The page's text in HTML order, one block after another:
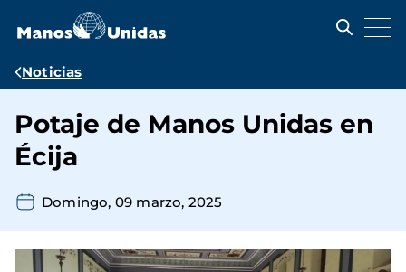
contenido
Ruta
navegación
Noticias
Potaje de Manos Unidas en
Écija
Domingo, 09 marzo, 2025